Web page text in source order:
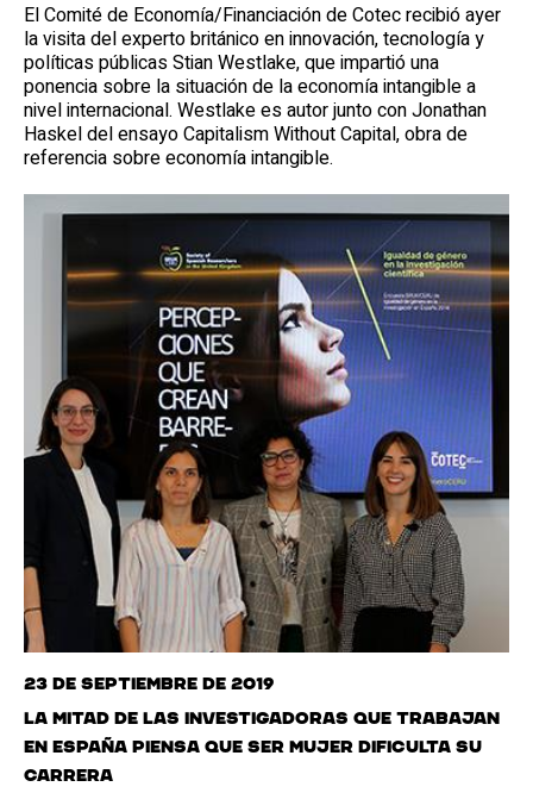
El Comité de Economía/Financiación de Cotec recibió ayer
la visita del experto británico en innovación, tecnología y
políticas públicas Stian Westlake, que impartió una
ponencia sobre la situación de la economía intangible a
nivel internacional. Westlake es autor junto con Jonathan
Haskel del ensayo Capitalism Without Capital, obra de
referencia sobre economía intangible.
23 de septiembre de 2019
La mitad de las investigadoras que trabajan
en España piensa que ser mujer dificulta su
carrera